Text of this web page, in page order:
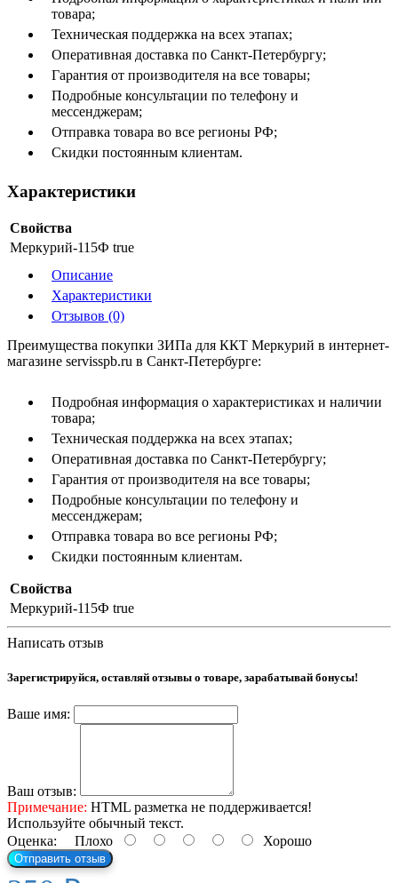
товара;
Техническая поддержка на всех этапах;
Оперативная доставка по Санкт-Петербургу;
Гарантия от производителя на все товары;
Подробные консультации по телефону и
мессенджерам;
Отправка товара во все регионы РФ;
Скидки постоянным клиентам.
Характеристики
Свойства
Меркурий-115Ф true
Описание
Характеристики
Отзывов (0)
Преимущества покупки ЗИПа для ККТ Меркурий в интернет-
магазине servisspb.ru в Санкт-Петербурге:
Подробная информация о характеристиках и наличии
товара;
Техническая поддержка на всех этапах;
Оперативная доставка по Санкт-Петербургу;
Гарантия от производителя на все товары;
Подробные консультации по телефону и
мессенджерам;
Отправка товара во все регионы РФ;
Скидки постоянным клиентам.
Свойства
Меркурий-115Ф true
Написать отзыв
Зарегистрируйся, оставляй отзывы о товаре, зарабатывай бонусы!
Ваше имя:
Ваш отзыв:
Примечание: HTML разметка не поддерживается!
Используйте обычный текст.
Оценка: Плохо Хорошо
Отправить отзыв